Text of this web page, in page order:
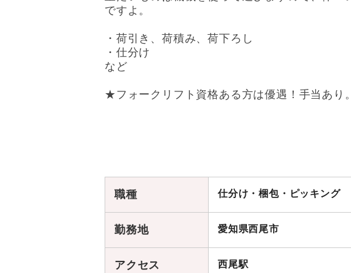
ですよ。
・荷引き、荷積み、荷下ろし
・仕分け
など
★フォークリフト資格ある方は優遇！手当あり。
職種 仕分け・梱包・ピッキング
勤務地 愛知県西尾市
アクセス 西尾駅